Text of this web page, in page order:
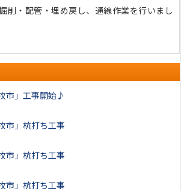
削・配管・埋め戻し、通線作業を行いまし
市」工事開始♪
市」杭打ち工事
市」杭打ち工事
市」杭打ち工事